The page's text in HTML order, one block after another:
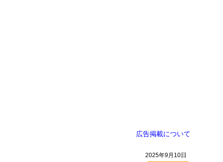
広告掲載について
2025年9月10日